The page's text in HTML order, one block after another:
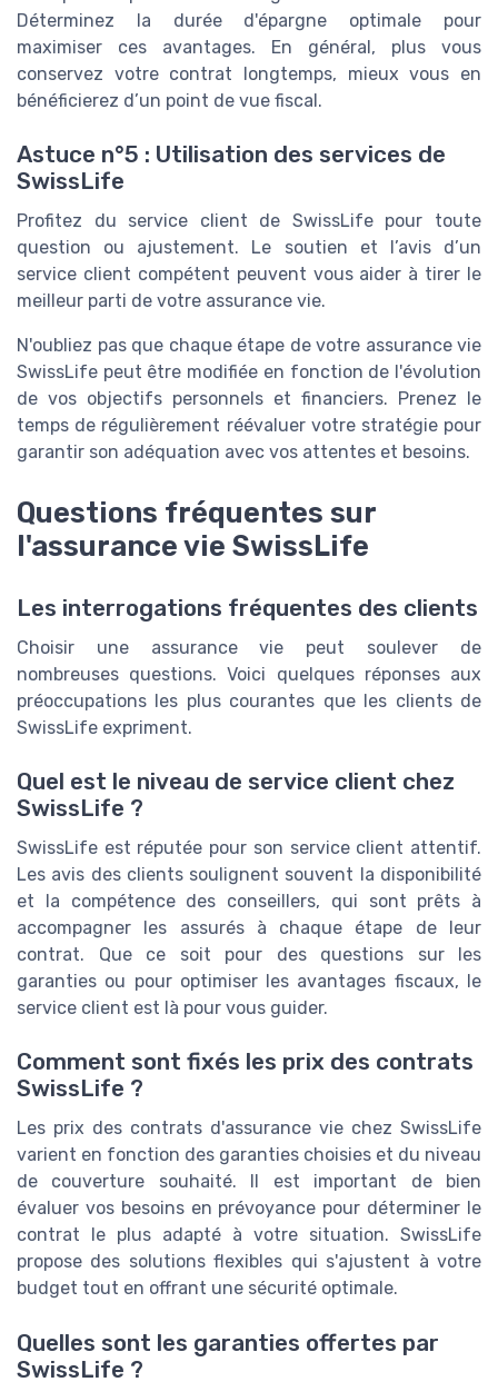
Déterminez la durée d'épargne optimale pour
maximiser ces avantages. En général, plus vous
conservez votre contrat longtemps, mieux vous en
bénéficierez d’un point de vue fiscal.
Astuce n°5 : Utilisation des services de
SwissLife
Profitez du service client de SwissLife pour toute
question ou ajustement. Le soutien et l’avis d’un
service client compétent peuvent vous aider à tirer le
meilleur parti de votre assurance vie.
N'oubliez pas que chaque étape de votre assurance vie
SwissLife peut être modifiée en fonction de l'évolution
de vos objectifs personnels et financiers. Prenez le
temps de régulièrement réévaluer votre stratégie pour
garantir son adéquation avec vos attentes et besoins.
Questions fréquentes sur
l'assurance vie SwissLife
Les interrogations fréquentes des clients
Choisir une assurance vie peut soulever de
nombreuses questions. Voici quelques réponses aux
préoccupations les plus courantes que les clients de
SwissLife expriment.
Quel est le niveau de service client chez
SwissLife ?
SwissLife est réputée pour son service client attentif.
Les avis des clients soulignent souvent la disponibilité
et la compétence des conseillers, qui sont prêts à
accompagner les assurés à chaque étape de leur
contrat. Que ce soit pour des questions sur les
garanties ou pour optimiser les avantages fiscaux, le
service client est là pour vous guider.
Comment sont fixés les prix des contrats
SwissLife ?
Les prix des contrats d'assurance vie chez SwissLife
varient en fonction des garanties choisies et du niveau
de couverture souhaité. Il est important de bien
évaluer vos besoins en prévoyance pour déterminer le
contrat le plus adapté à votre situation. SwissLife
propose des solutions flexibles qui s'ajustent à votre
budget tout en offrant une sécurité optimale.
Quelles sont les garanties offertes par
SwissLife ?